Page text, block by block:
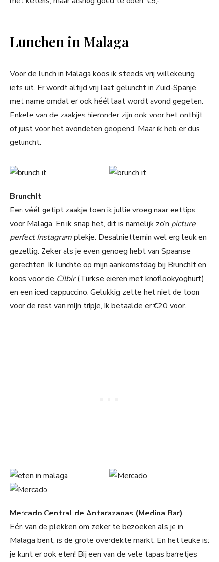
Lunchen in Malaga
Voor de lunch in Malaga koos ik steeds vrij willekeurig
iets uit. Er wordt altijd vrij laat geluncht in Zuid-Spanje,
met name omdat er ook héél laat wordt avond gegeten.
Enkele van de zaakjes hieronder zijn ook voor het ontbijt
of juist voor het avondeten geopend. Maar ik heb er dus
geluncht.
BrunchIt
Een véél getipt zaakje toen ik jullie vroeg naar eettips
voor Malaga. En ik snap het, dit is namelijk zo’n picture
perfect Instagramplekje. Desalniettemin wel erg leuk en
gezellig. Zeker als je even genoeg hebt van Spaanse
gerechten. Ik lunchte op mijn aankomstdag bij BrunchIt en
koos voor de Cilbir(Turkse eieren met knoflookyoghurt)
en een iced cappuccino. Gelukkig zette het niet de toon
voor de rest van mijn tripje, ik betaalde er €20 voor.
Mercado Central de Antarazanas (Medina Bar)
Eén van de plekken om zeker te bezoeken als je in
Malaga bent, is de grote overdekte markt. En het leuke is:
je kunt er ook eten! Bij een van de vele tapas barretjes